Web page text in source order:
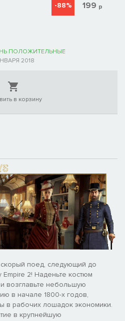
ПОЛОЖИТЕЛЬНЫЕ
2018
-88% 199 р
в корзину
поед, следующий до
Empire 2! Наденьте костюм
возглавьте небольшую
в начале 1800-х годов,
в рабочих лошадок экономики.
в крупнейшую